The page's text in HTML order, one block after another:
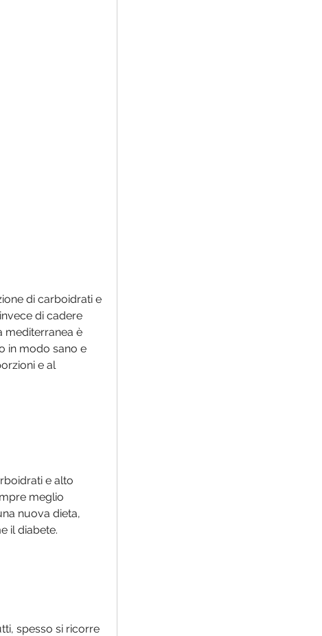
di cadere
mediterranea è
in modo sano e
e al
e alto
meglio
nuova dieta,
il diabete.
spesso si ricorre